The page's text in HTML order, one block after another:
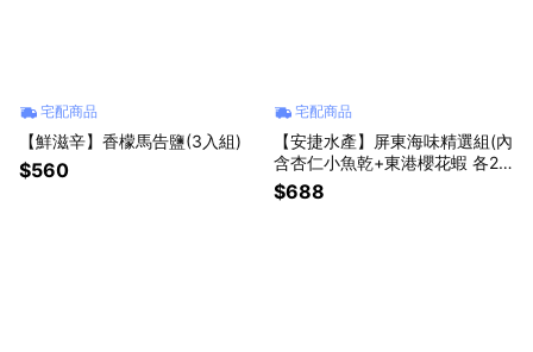
宅配商品
【鮮滋辛】香檬馬告鹽(3入組)
$560
宅配商品
【安捷水產】屏東海味精選組(內
含杏仁小魚乾+東港櫻花蝦 各2
入)
$688